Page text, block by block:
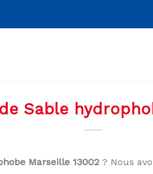
Sable
Marseille 13002 ? Nous